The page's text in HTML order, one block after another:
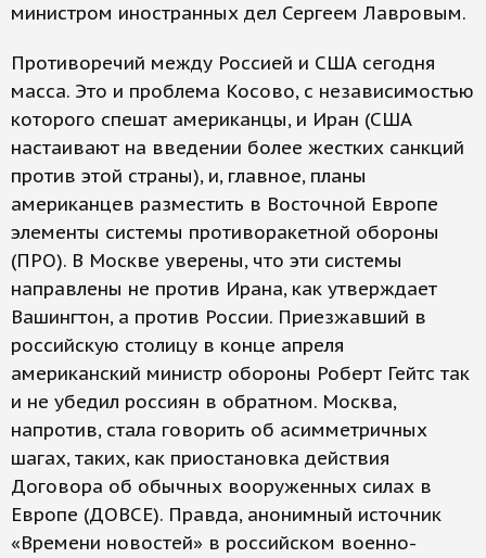
министром иностранных дел Сергеем Лавровым.
Противоречий между Россией и США сегодня
масса. Это и проблема Косово, с независимостью
которого спешат американцы, и Иран (США
настаивают на введении более жестких санкций
против этой страны), и, главное, планы
американцев разместить в Восточной Европе
элементы системы противоракетной обороны
(ПРО). В Москве уверены, что эти системы
направлены не против Ирана, как утверждает
Вашингтон, а против России. Приезжавший в
российскую столицу в конце апреля
американский министр обороны Роберт Гейтс так
и не убедил россиян в обратном. Москва,
напротив, стала говорить об асимметричных
шагах, таких, как приостановка действия
Договора об обычных вооруженных силах в
Европе (ДОВСЕ). Правда, анонимный источник
«Времени новостей» в российском военно-